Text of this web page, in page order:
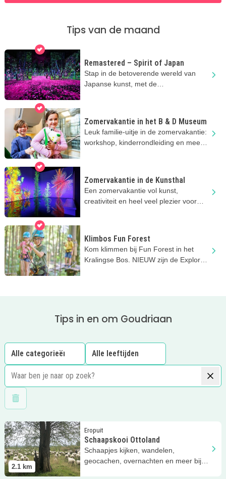
Tips van de maand
Remastered – Spirit of Japan
Stap in de betoverende wereld van
Japanse kunst, met de
Zomervakantie in het B & D Museum
Leuk familie-uitje in de zomervakantie:
workshop, kinderrondleiding en meer
Zomervakantie in de Kunsthal
Een zomervakantie vol kunst,
creativiteit en heel veel plezier voor
Klimbos Fun Forest
Kom klimmen bij Fun Forest in het
Kralingse Bos. NIEUW zijn de Explorer
Tips in en om Goudriaan
Wis filters
2.1 km
Eropuit
Schaapskooi Ottoland
Schaapjes kijken, wandelen,
geocachen, overnachten en meer bij
Lees meer Schaapskooi Ottoland